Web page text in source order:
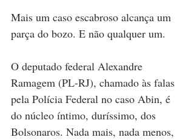
Mais um caso escabroso alcança um
parça do bozo. E não qualquer um.
O deputado federal Alexandre
Ramagem (PL-RJ), chamado às falas
pela Polícia Federal no caso Abin, é
do núcleo íntimo, duríssimo, dos
Bolsonaros. Nada mais, nada menos,